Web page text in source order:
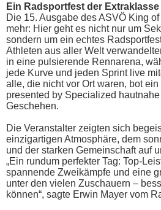
Ein Radsportfest der Extraklasse
Die 15. Ausgabe des ASVÖ King
mehr: Hier geht es nicht nur um
sondern um ein echtes
Athleten aus aller Welt
in eine pulsierende Rennarena,
jede Kurve und jeden Sprint live
alle, die nicht vor Ort waren, bot
presented by Specialized
Geschehen.
Die Veranstalter zeigten sich
einzigartigen Atmosphäre, dem
und der starken Gemeinschaft auf
„Ein rundum perfekter Tag: Top-
spannende Zweikämpfe und eine
unter den vielen Zuschauern –
können“, sagte Erwin Mayer vom